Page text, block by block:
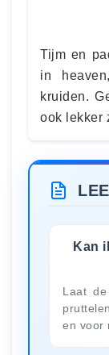
Tijm en
in
kruiden.
ook lekker
Kan
Laat
en voor